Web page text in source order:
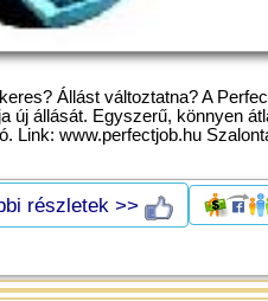
Állást változtatna? A
új állását. Egyszerű, könnyen
Link: www.perfectjob.hu
részletek >>